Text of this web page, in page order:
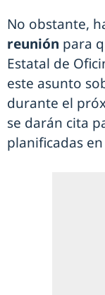
No obstante,
reunión para
Estatal de
este asunto
durante el
se darán cita
planificadas en